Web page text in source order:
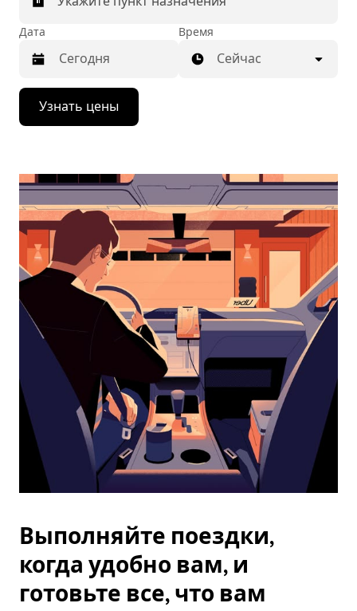
Дата
Нажмите
стрелку
вниз,
календарю
выбрать
дату.
Чтобы
закрыть
календарь,
нажмите
Esc.
Время
Сейчас
Узнать цены
Выполняйте поездки,
когда удобно вам, и
готовьте все, что вам